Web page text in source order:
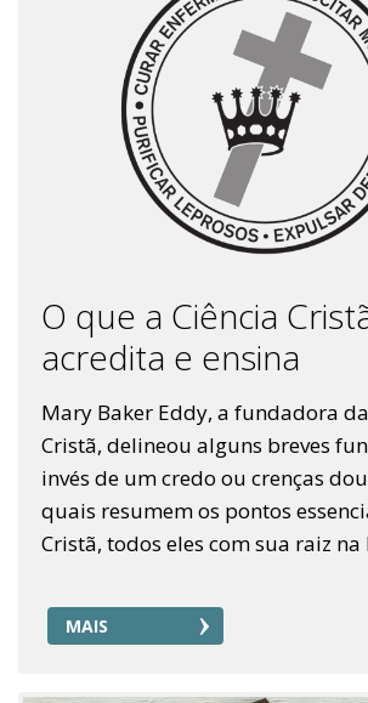
O que a Ciência
acredita e ensina
Mary Baker Eddy, a fundadora
Cristã, delineou alguns breves
invés de um credo ou crenças
quais resumem os pontos
Cristã, todos eles com sua raiz
MAIS